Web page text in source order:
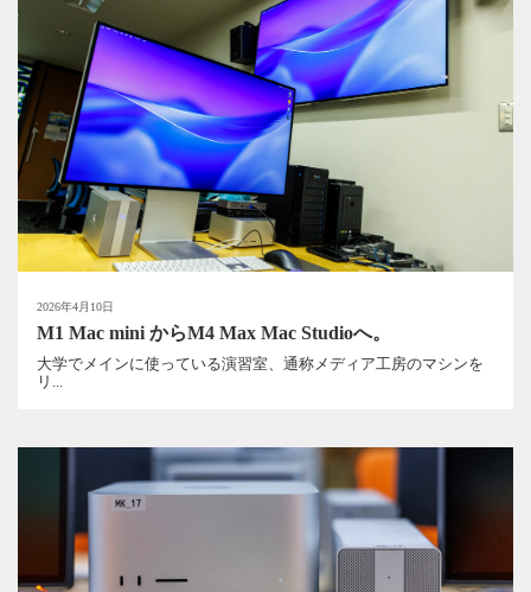
2026年4月10日
M1 Mac mini からM4 Max Mac Studioへ。
大学でメインに使っている演習室、通称メディア工房のマシンを
リ...